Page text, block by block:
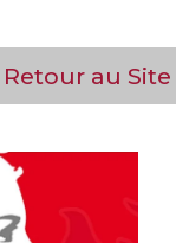
Retour au Site